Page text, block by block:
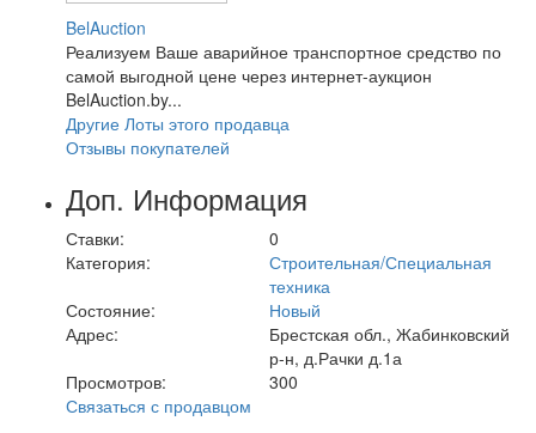
BelAuction
Реализуем Ваше аварийное транспортное средство по
самой выгодной цене через интернет-аукцион
BelAuction.by...
Другие Лоты этого продавца
Отзывы покупателей
Доп. Информация
Ставки:
0
Категория:
Строительная/Специальная
техника
Состояние:
Новый
Адрес:
Брестская обл., Жабинковский
р-н, д.Рачки д.1а
Просмотров:
300
Связаться с продавцом